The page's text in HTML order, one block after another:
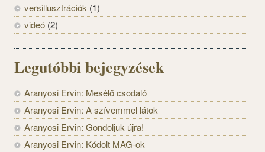
versillusztrációk (1)
videó (2)
Legutóbbi bejegyzések
Aranyosi Ervin: Mesélő csodaló
Aranyosi Ervin: A szívemmel látok
Aranyosi Ervin: Gondoljuk újra!
Aranyosi Ervin: Kódolt MAG-ok